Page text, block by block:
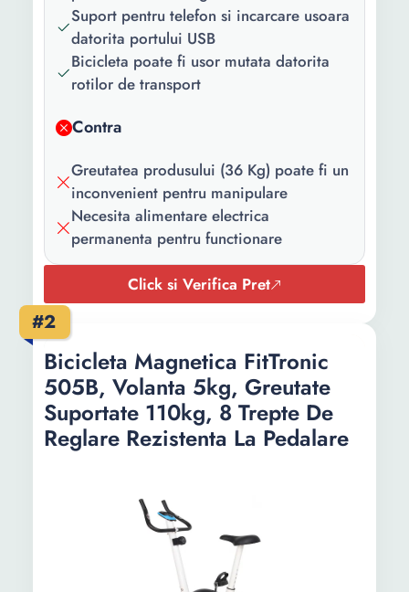
volanta:
Culoare:
Negru
36 Kg
Lungime:
Latime:
630 mm
Inaltime:
1080 mm
Suport pentru telefon si incarcare usoara
datorita portului USB
Bicicleta poate fi usor mutata datorita
rotilor de transport
Contra
Greutatea produsului (36 Kg) poate fi un
inconvenient pentru manipulare
Necesita alimentare electrica
permanenta pentru functionare
Click si Verifica Pret
#2
Bicicleta Magnetica FitTronic
505B, Volanta 5kg, Greutate
Suportate 110kg, 8 Trepte De
Reglare Rezistenta La Pedalare